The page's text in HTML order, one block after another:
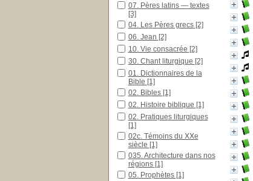
07. Pères latins — textes
[3]
04. Les Pères grecs [2]
06. Jean [2]
10. Vie consacrée [2]
30. Chant liturgique [2]
01. Dictionnaires de la
Bible [1]
02. Bibles [1]
02. Histoire biblique [1]
02. Pratiques liturgiques
[1]
02c. Témoins du XXe
siècle [1]
035. Architecture dans nos
régions [1]
05. Prophètes [1]